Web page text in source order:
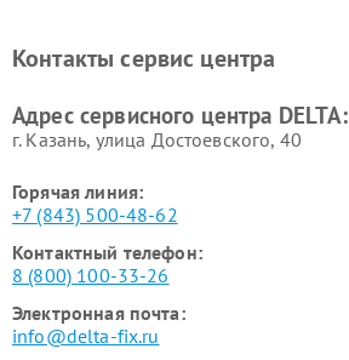
Контакты сервис центра
Адрес сервисного центра DELTA:
г. Казань, улица Достоевского, 40
Горячая линия:
+7 (843) 500-48-62
Контактный телефон:
8 (800) 100-33-26
Электронная почта:
info@delta-fix.ru